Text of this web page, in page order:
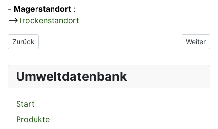
- Magerstandort :
-->Trockenstandort
Vorheriger Beitrag: Mager- und Trockenstandorte
Zurück Nächster
Weiter
Umweltdatenbank
Start
Produkte